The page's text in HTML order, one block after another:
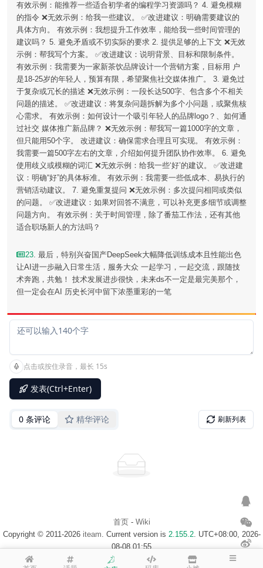
有效示例：能推荐一些适合初学者的编程学习资源吗？ 4. 避免模糊
的指令 ❌无效示例：给我一些建议。 ✅改进建议：明确需要建议的
具体方向。 有效示例：我想提升工作效率，能给我一些时间管理的
建议吗？ 5. 避免矛盾或不切实际的要求 2. 提供足够的上下文 ❌无效
示例：帮我写个方案。 ✅改进建议：说明背景、目标和限制条件。
有效示例：我需要为一家新茶饮品牌设计一个营销方案，目标用 户
是18-25岁的年轻人，预算有限，希望聚焦社交媒体推广。 3. 避免过
于复杂或冗长的描述 ❌无效示例：一段长达500字、包含多个不相关
问题的描述。 ✅改进建议：将复杂问题拆解为多个小问题，或聚焦核
心需求。 有效示例：如何设计一个吸引年轻人的品牌logo？、如何通
过社交 媒体推广新品牌？ ❌无效示例：帮我写一篇1000字的文章，
但只能用50个字。 改进建议：确保需求合理且可实现。 有效示例：
我需要一篇500字左右的文章，介绍如何提升团队协作效率。 6. 避免
使用歧义或模糊的词汇 ❌无效示例：给我一些‘好’的建议。 ✅改进建
议：明确“好”的具体标准。 有效示例：我需要一些低成本、易执行的
营销活动建议。 7. 避免重复提问 ❌无效示例：多次提问相同或类似
的问题。 ✅改进建议：如果对回答不满意，可以补充更多细节或调整
问题方向。 有效示例：关于时间管理，除了番茄工作法，还有其他
适合职场新人的方法吗？
23. 最后，特别兴奋国产DeepSeek大幅降低训练成本且性能出色
让AI进一步融入日常生活，服务大众 一起学习，一起交流，跟随技
术奔跑，共勉！ 技术发展进步很快，未来ds不一定是最完美那个，
但一定会在AI 历史长河中留下浓墨重彩的一笔
首页- Wiki
Copyright © 2011-2026 iteam. Current version is 2.155.2. UTC+08:00, 2026-
08-08 01:55
浙ICP备14020137号-1 $访客地图$